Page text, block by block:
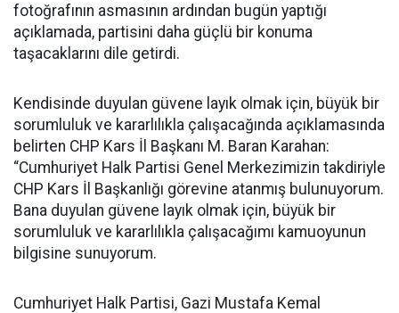
fotoğrafının asmasının ardından bugün yaptığı
açıklamada, partisini daha güçlü bir konuma
taşacaklarını dile getirdi.
Kendisinde duyulan güvene layık olmak için, büyük bir
sorumluluk ve kararlılıkla çalışacağında açıklamasında
belirten CHP Kars İl Başkanı M. Baran Karahan:
“Cumhuriyet Halk Partisi Genel Merkezimizin takdiriyle
CHP Kars İl Başkanlığı görevine atanmış bulunuyorum.
Bana duyulan güvene layık olmak için, büyük bir
sorumluluk ve kararlılıkla çalışacağımı kamuoyunun
bilgisine sunuyorum.
Cumhuriyet Halk Partisi, Gazi Mustafa Kemal